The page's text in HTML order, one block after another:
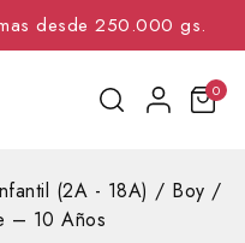
desde 250.000 gs.
0
(2A - 18A) / Boy /
– 10 Años